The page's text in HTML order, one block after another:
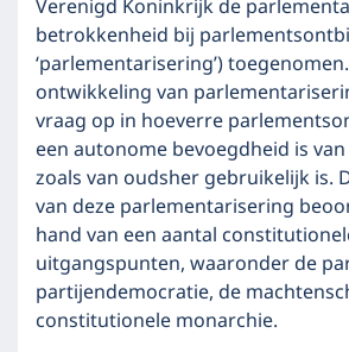
Verenigd Koninkrijk de
betrokkenheid bij
‘parlementarisering’)
ontwikkeling van
vraag op in hoeverre
een autonome bevoegdheid is
zoals van oudsher gebruikelijk is.
van deze parlementarisering
hand van een aantal
uitgangspunten, waaronder de
partijendemocratie, de
constitutionele monarchie.